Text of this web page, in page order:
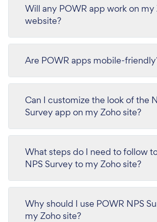
Will any POWR app work on my
website?
Are POWR apps mobile-
Can I customize the look of the
Survey app on my Zoho site?
What steps do I need to follow
NPS Survey to my Zoho site?
Why should I use POWR NPS
my Zoho site?